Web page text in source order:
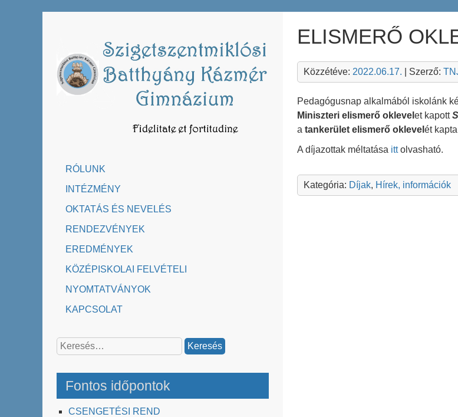
RÓLUNK
INTÉZMÉNY
OKTATÁS ÉS NEVELÉS
RENDEZVÉNYEK
EREDMÉNYEK
KÖZÉPISKOLAI FELVÉTELI
NYOMTATVÁNYOK
KAPCSOLAT
Keresés:
Fontos időpontok
CSENGETÉSI REND
ELISMERŐ
Közzétéve: 2022.06.17. | Szerző:
Pedagógusnap alkalmából iskolánk
Miniszteri elismerő oklevel et kapott
a tankerület elismerő oklevel ét kapta
A díjazottak méltatása ittolvasható.
Kategória: Díjak, Hírek, információk